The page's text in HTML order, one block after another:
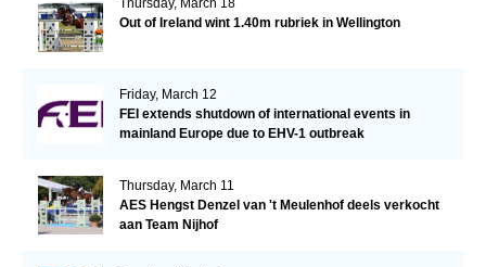
Out of Ireland wint 1.40m rubriek in Wellington
Friday, March 12
FEI extends shutdown of international events in
mainland Europe due to EHV-1 outbreak
Thursday, March 11
AES Hengst Denzel van 't Meulenhof deels verkocht
aan Team Nijhof